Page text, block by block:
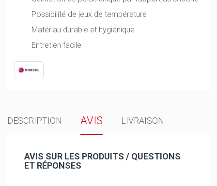
Possibilité de jeux de température
Matériau durable et hygiénique
Entretien facile
DESCRIPTION AVIS LIVRAISON
AVIS SUR LES PRODUITS / QUESTIONS
ET RÉPONSES